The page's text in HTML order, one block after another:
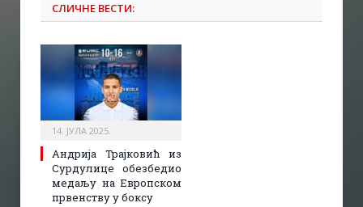
СЛИЧНЕ ВЕСТИ:
14. ЈУЛА 2025.
Андрија Трајковић из
Сурдулице обезбедио
медаљу на Европском
првенству у боксу